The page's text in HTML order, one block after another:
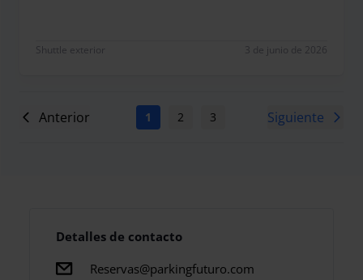
Shuttle exterior 3 de junio de 2026
Anterior 1 2 3 5 6
Siguiente
Detalles de contacto
Reservas@parkingfuturo.com